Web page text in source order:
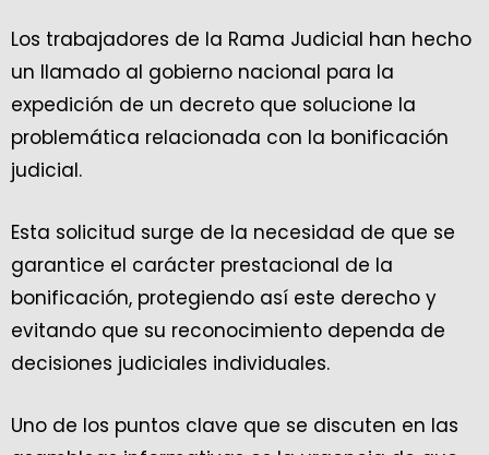
Los trabajadores de la Rama Judicial han hecho
un llamado al gobierno nacional para la
expedición de un decreto que solucione la
problemática relacionada con la bonificación
judicial.
Esta solicitud surge de la necesidad de que se
garantice el carácter prestacional de la
bonificación, protegiendo así este derecho y
evitando que su reconocimiento dependa de
decisiones judiciales individuales.
Uno de los puntos clave que se discuten en las